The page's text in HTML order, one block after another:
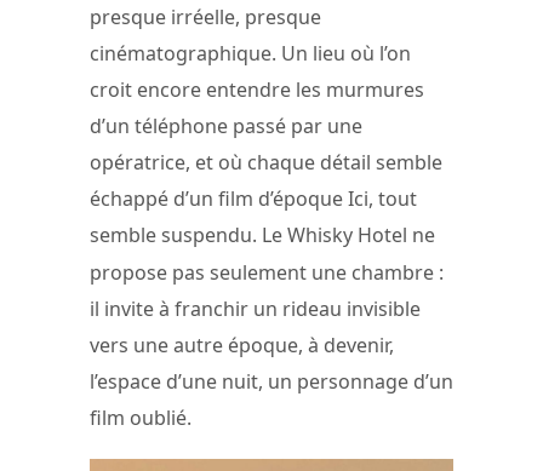
presque irréelle, presque
cinématographique. Un lieu où l’on
croit encore entendre les murmures
d’un téléphone passé par une
opératrice, et où chaque détail semble
échappé d’un film d’époque Ici, tout
semble suspendu. Le Whisky Hotel ne
propose pas seulement une chambre :
il invite à franchir un rideau invisible
vers une autre époque, à devenir,
l’espace d’une nuit, un personnage d’un
film oublié.